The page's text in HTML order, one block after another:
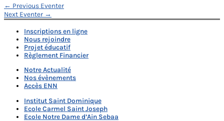
Navigation
de
l’article
← Previous Eventer
Next Eventer →
Inscriptions en ligne
Nous rejoindre
Projet éducatif
Règlement Financier
Notre Actualité
Nos évènements
Accès ENN
Institut Saint Dominique
Ecole Carmel Saint Joseph
Ecole Notre Dame d’Ain Sebaa